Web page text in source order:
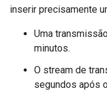
inserir precisamente
Uma
minutos.
O stream de
segundos após